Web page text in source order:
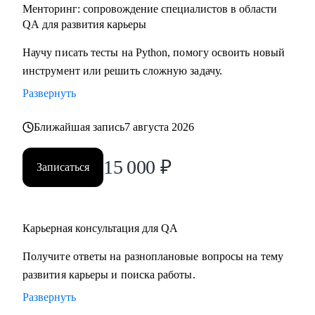
Менторинг: сопровождение специалистов в области
QA для развития карьеры
Научу писать тесты на Python, помогу освоить новый
инструмент или решить сложную задачу.
Развернуть
Ближайшая запись7 августа 2026
Записаться 15 000 ₽
Карьерная консультация для QA
Получите ответы на разноплановые вопросы на тему
развития карьеры и поиска работы.
Развернуть